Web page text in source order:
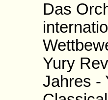
Das
Yury
Jahres -